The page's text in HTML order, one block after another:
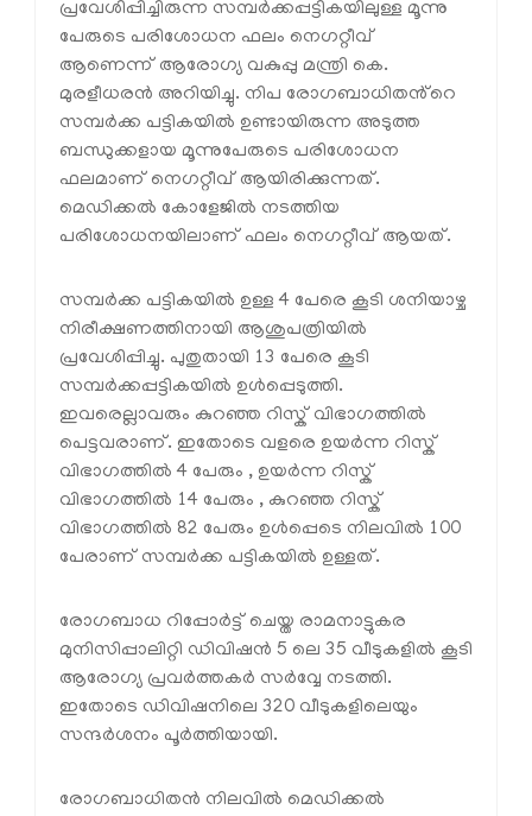
പ്രവേശിപ്പിച്ചിരുന്ന സമ്പർക്കപ്പട്ടികയിലുള്ള മൂന്നു
പേരുടെ പരിശോധന ഫലം നെഗറ്റീവ്
ആണെന്ന് ആരോഗ്യ വകുപ്പു മന്ത്രി കെ.
മുരളീധരൻ അറിയിച്ചു. നിപ രോഗബാധിതൻ്റെ
സമ്പർക്ക പട്ടികയിൽ ഉണ്ടായിരുന്ന അടുത്ത
ബന്ധുക്കളായ മൂന്നുപേരുടെ പരിശോധന
ഫലമാണ് നെഗറ്റീവ് ആയിരിക്കുന്നത്.
മെഡിക്കൽ കോളേജിൽ നടത്തിയ
പരിശോധനയിലാണ് ഫലം നെഗറ്റീവ് ആയത്.
സമ്പർക്ക പട്ടികയിൽ ഉള്ള 4 പേരെ കൂടി ശനിയാഴ്ച
നിരീക്ഷണത്തിനായി ആശുപത്രിയിൽ
പ്രവേശിപ്പിച്ചു. പുതുതായി 13 പേരെ കൂടി
സമ്പർക്കപ്പട്ടികയിൽ ഉൾപ്പെടുത്തി.
ഇവരെല്ലാവരും കുറഞ്ഞ റിസ്ക് വിഭാഗത്തിൽ
പെട്ടവരാണ്. ഇതോടെ വളരെ ഉയർന്ന റിസ്ക്
വിഭാഗത്തിൽ 4 പേരും , ഉയർന്ന റിസ്ക്
വിഭാഗത്തിൽ 14 പേരും , കുറഞ്ഞ റിസ്ക്
വിഭാഗത്തിൽ 82 പേരും ഉൾപ്പെടെ നിലവിൽ 100
പേരാണ് സമ്പർക്ക പട്ടികയിൽ ഉള്ളത്.
രോഗബാധ റിപ്പോർട്ട് ചെയ്ത രാമനാട്ടുകര
മുനിസിപ്പാലിറ്റി ഡിവിഷൻ 5 ലെ 35 വീടുകളിൽ കൂടി
ആരോഗ്യ പ്രവർത്തകർ സർവ്വേ നടത്തി.
ഇതോടെ ഡിവിഷനിലെ 320 വീടുകളിലെയും
സന്ദർശനം പൂർത്തിയായി.
രോഗബാധിതൻ നിലവിൽ മെഡിക്കൽ